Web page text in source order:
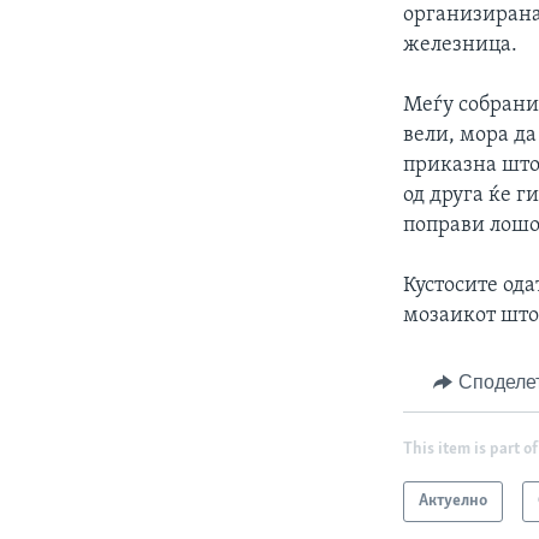
железница.
Меѓу
вели, мора
приказна што
од друга ќе
поправи
Кустосите
мозаикот
This item is part of
Актуелно